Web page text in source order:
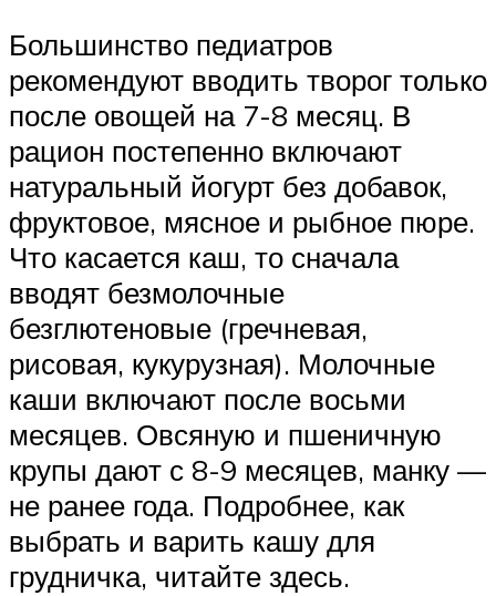
Большинство педиатров
рекомендуют вводить творог только
после овощей на 7-8 месяц. В
рацион постепенно включают
натуральный йогурт без добавок,
фруктовое, мясное и рыбное пюре.
Что касается каш, то сначала
вводят безмолочные
безглютеновые (гречневая,
рисовая, кукурузная). Молочные
каши включают после восьми
месяцев. Овсяную и пшеничную
крупы дают с 8-9 месяцев, манку —
не ранее года. Подробнее, как
выбрать и варить кашу для
грудничка, читайте здесь.